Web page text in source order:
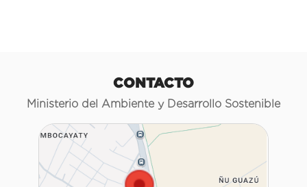
CONTACTO
Ministerio del Ambiente y Desarrollo Sostenible